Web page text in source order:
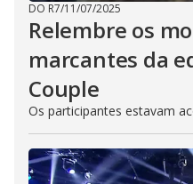
DO R7/11/07/2025
Relembre os
marcantes da
Couple
Os participantes estavam